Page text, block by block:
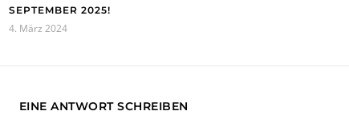
SEPTEMBER 2025!
4. März 2024
EINE ANTWORT SCHREIBEN